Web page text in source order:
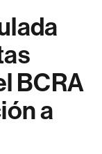
BCRA
a